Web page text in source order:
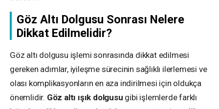
Göz Altı Dolgusu Sonrası Nelere
Dikkat Edilmelidir?
Göz altı dolgusu işlemi sonrasında dikkat edilmesi
gereken adımlar, iyileşme sürecinin sağlıklı ilerlemesi ve
olası komplikasyonların en aza indirilmesi için oldukça
önemlidir. Göz altı ışık dolgusu gibi işlemlerde farklı